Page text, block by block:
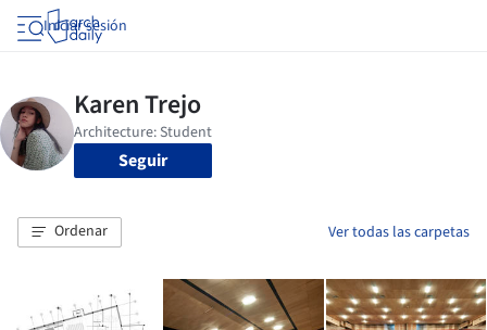
Iniciar sesión
Seguir
Ordenar Ver todas las carpetas